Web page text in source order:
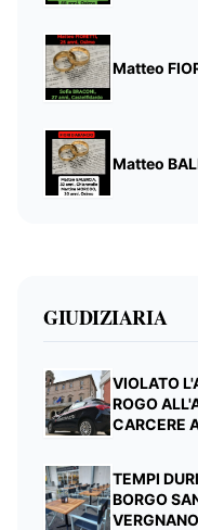
Matteo
Matteo
GIUDIZIARIA
VIOLATO
ROGO
CARCERE
TEMPI
BORGO